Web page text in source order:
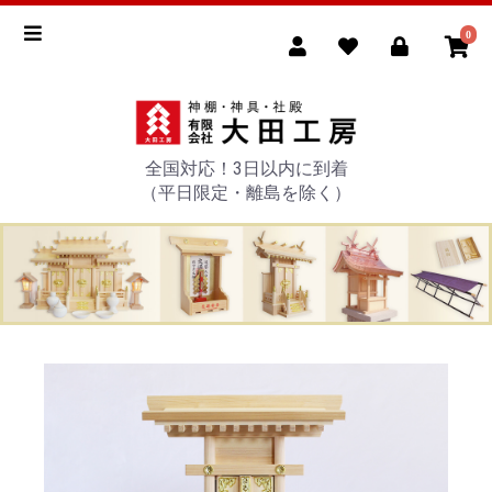
0
全国対応！3日以内に到着
（平日限定・離島を除く）